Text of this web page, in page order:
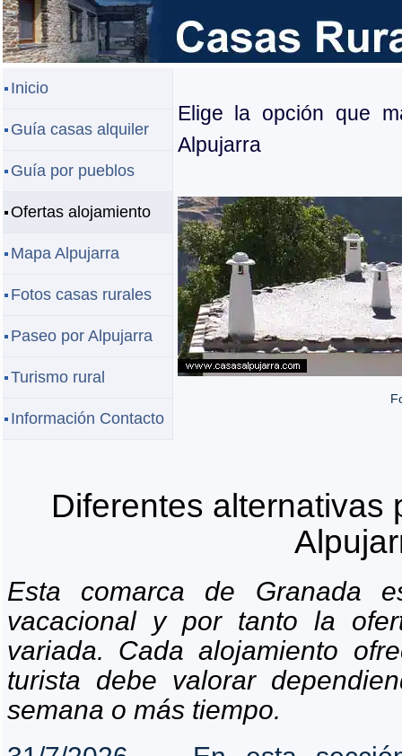
Inicio
Guía casas alquiler
Guía por pueblos
Ofertas alojamiento
Mapa Alpujarra
Fotos casas rurales
Paseo por Alpujarra
Turismo rural
Información Contacto
Elige la opción que
Alpujarra
Diferentes alternativas
Esta comarca de Granada
vacacional y por tanto la
variada. Cada alojamiento
turista debe valorar
semana o más tiempo.